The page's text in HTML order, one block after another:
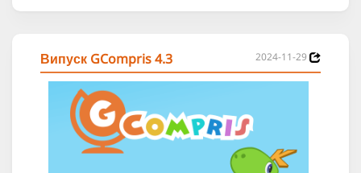
Випуск GCompris 4.3 2024-11-29